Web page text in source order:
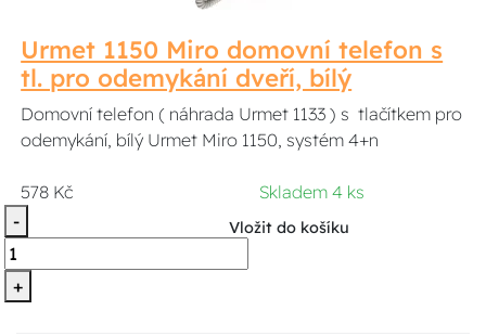
Urmet 1150 Miro domovní telefon s
tl. pro odemykání dveří, bílý
Domovní telefon ( náhrada Urmet 1133 ) s tlačítkem pro
odemykání, bílý Urmet Miro 1150, systém 4+n
578 Kč
Skladem 4 ks
-
+
Vložit do košíku